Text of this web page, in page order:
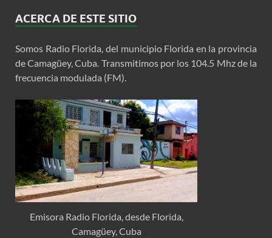
ACERCA DE ESTE SITIO
Somos Radio Florida, del municipio Florida en la provincia
de Camagüey, Cuba. Transmitimos por los 104.5 Mhz de la
frecuencia modulada (FM).
Emisora Radio Florida, desde Florida,
Camagüey, Cuba